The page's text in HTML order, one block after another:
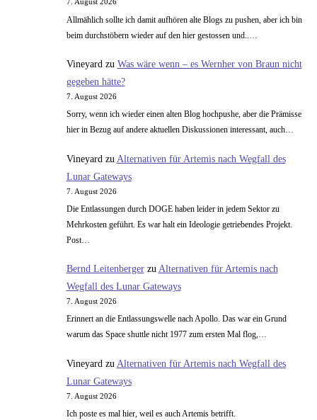
7. August 2026
Allmählich sollte ich damit aufhören alte Blogs zu pushen, aber ich bin
beim durchstöbern wieder auf den hier gestossen und..…
Vineyard zu Was wäre wenn – es Wernher von Braun nicht
gegeben hätte?
7. August 2026
Sorry, wenn ich wieder einen alten Blog hochpushe, aber die Prämisse
hier in Bezug auf andere aktuellen Diskussionen interessant, auch…
Vineyard zu Alternativen für Artemis nach Wegfall des
Lunar Gateways
7. August 2026
Die Entlassungen durch DOGE haben leider in jedem Sektor zu
Mehrkosten geführt. Es war halt ein Ideologie getriebendes Projekt.
Post…
Bernd Leitenbergerzu Alternativen für Artemis nach
Wegfall des Lunar Gateways
7. August 2026
Erinnert an die Entlassungswelle nach Apollo. Das war ein Grund
warum das Space shuttle nicht 1977 zum ersten Mal flog,…
Vineyard zu Alternativen für Artemis nach Wegfall des
Lunar Gateways
7. August 2026
Ich poste es mal hier, weil es auch Artemis betrifft.